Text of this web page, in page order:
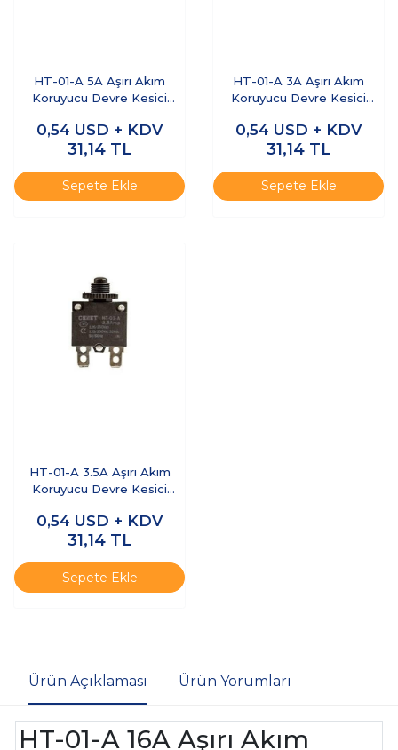
HT-01-A 5A Aşırı Akım
Koruyucu Devre Kesici
0,54 USD + KDV
31,14 TL
Sepete Ekle
HT-01-A 3A Aşırı Akım
Koruyucu Devre Kesici
0,54 USD + KDV
31,14 TL
Sepete Ekle
HT-01-A 3.5A Aşırı Akım
Koruyucu Devre Kesici
0,54 USD + KDV
31,14 TL
Sepete Ekle
Ürün Açıklaması Ürün Yorumları
HT-01-A 16A Aşırı Akım